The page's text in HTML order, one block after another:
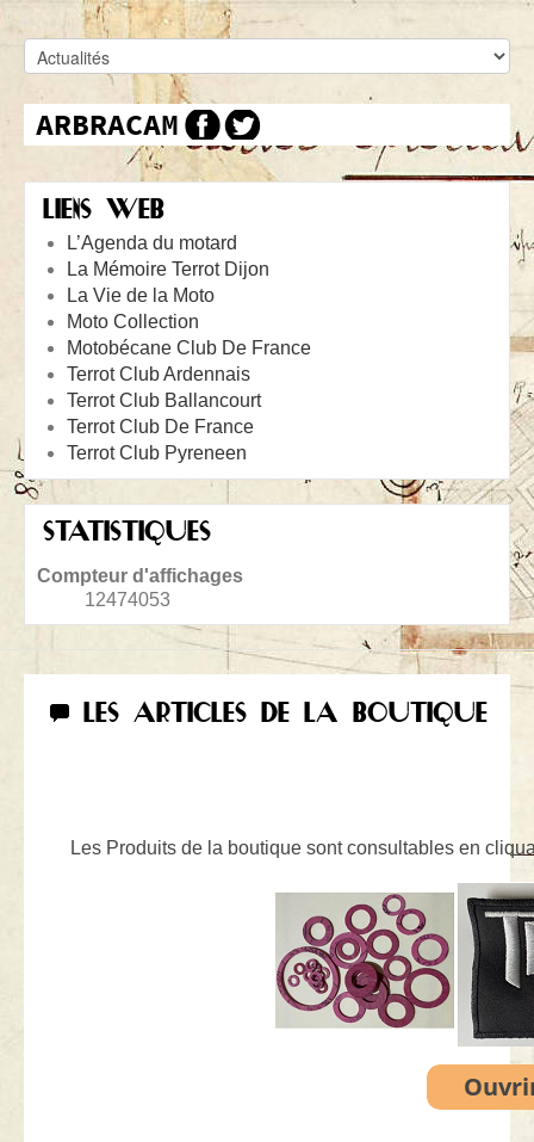
LIENS WEB
L’Agenda du motard
La Mémoire Terrot Dijon
La Vie de la Moto
Moto Collection
Motobécane Club De France
Terrot Club Ardennais
Terrot Club Ballancourt
Terrot Club De France
Terrot Club Pyreneen
STATISTIQUES
Compteur d'affichages
12474053
LES ARTICLES DE LA BOUTIQUE
Les Produits de la boutique sont consultables en